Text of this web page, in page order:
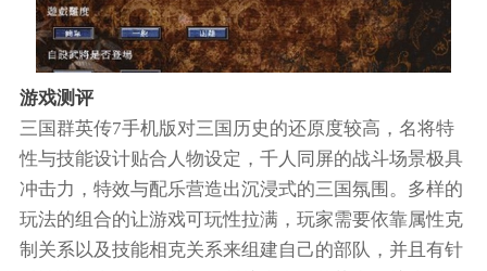
游戏测评
三国群英传7手机版对三国历史的还原度较高，名将特
性与技能设计贴合人物设定，千人同屏的战斗场景极具
冲击力，特效与配乐营造出沉浸式的三国氛围。多样的
玩法的组合的让游戏可玩性拉满，玩家需要依靠属性克
制关系以及技能相克关系来组建自己的部队，并且有针